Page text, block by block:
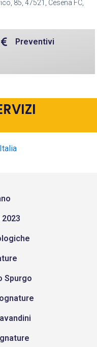
85, 47521, Cesena FC,
Preventivi
Spurgo